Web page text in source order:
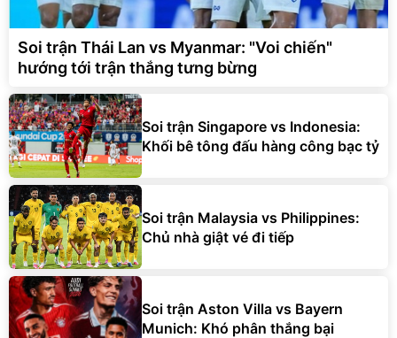
Soi trận Thái Lan vs Myanmar: "Voi chiến"
hướng tới trận thắng tưng bừng
Soi trận Singapore vs Indonesia:
Khối bê tông đấu hàng công bạc tỷ
Soi trận Malaysia vs Philippines:
Chủ nhà giật vé đi tiếp
Soi trận Aston Villa vs Bayern
Munich: Khó phân thắng bại